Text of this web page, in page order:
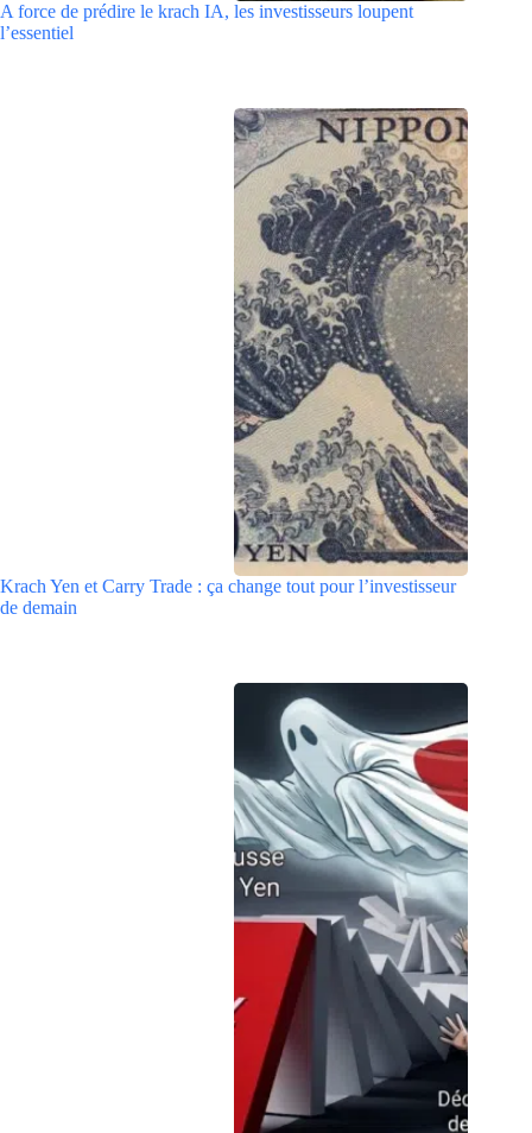
A force de prédire le krach IA, les investisseurs loupent
l’essentiel
Krach Yen et Carry Trade : ça change tout pour l’investisseur
de demain